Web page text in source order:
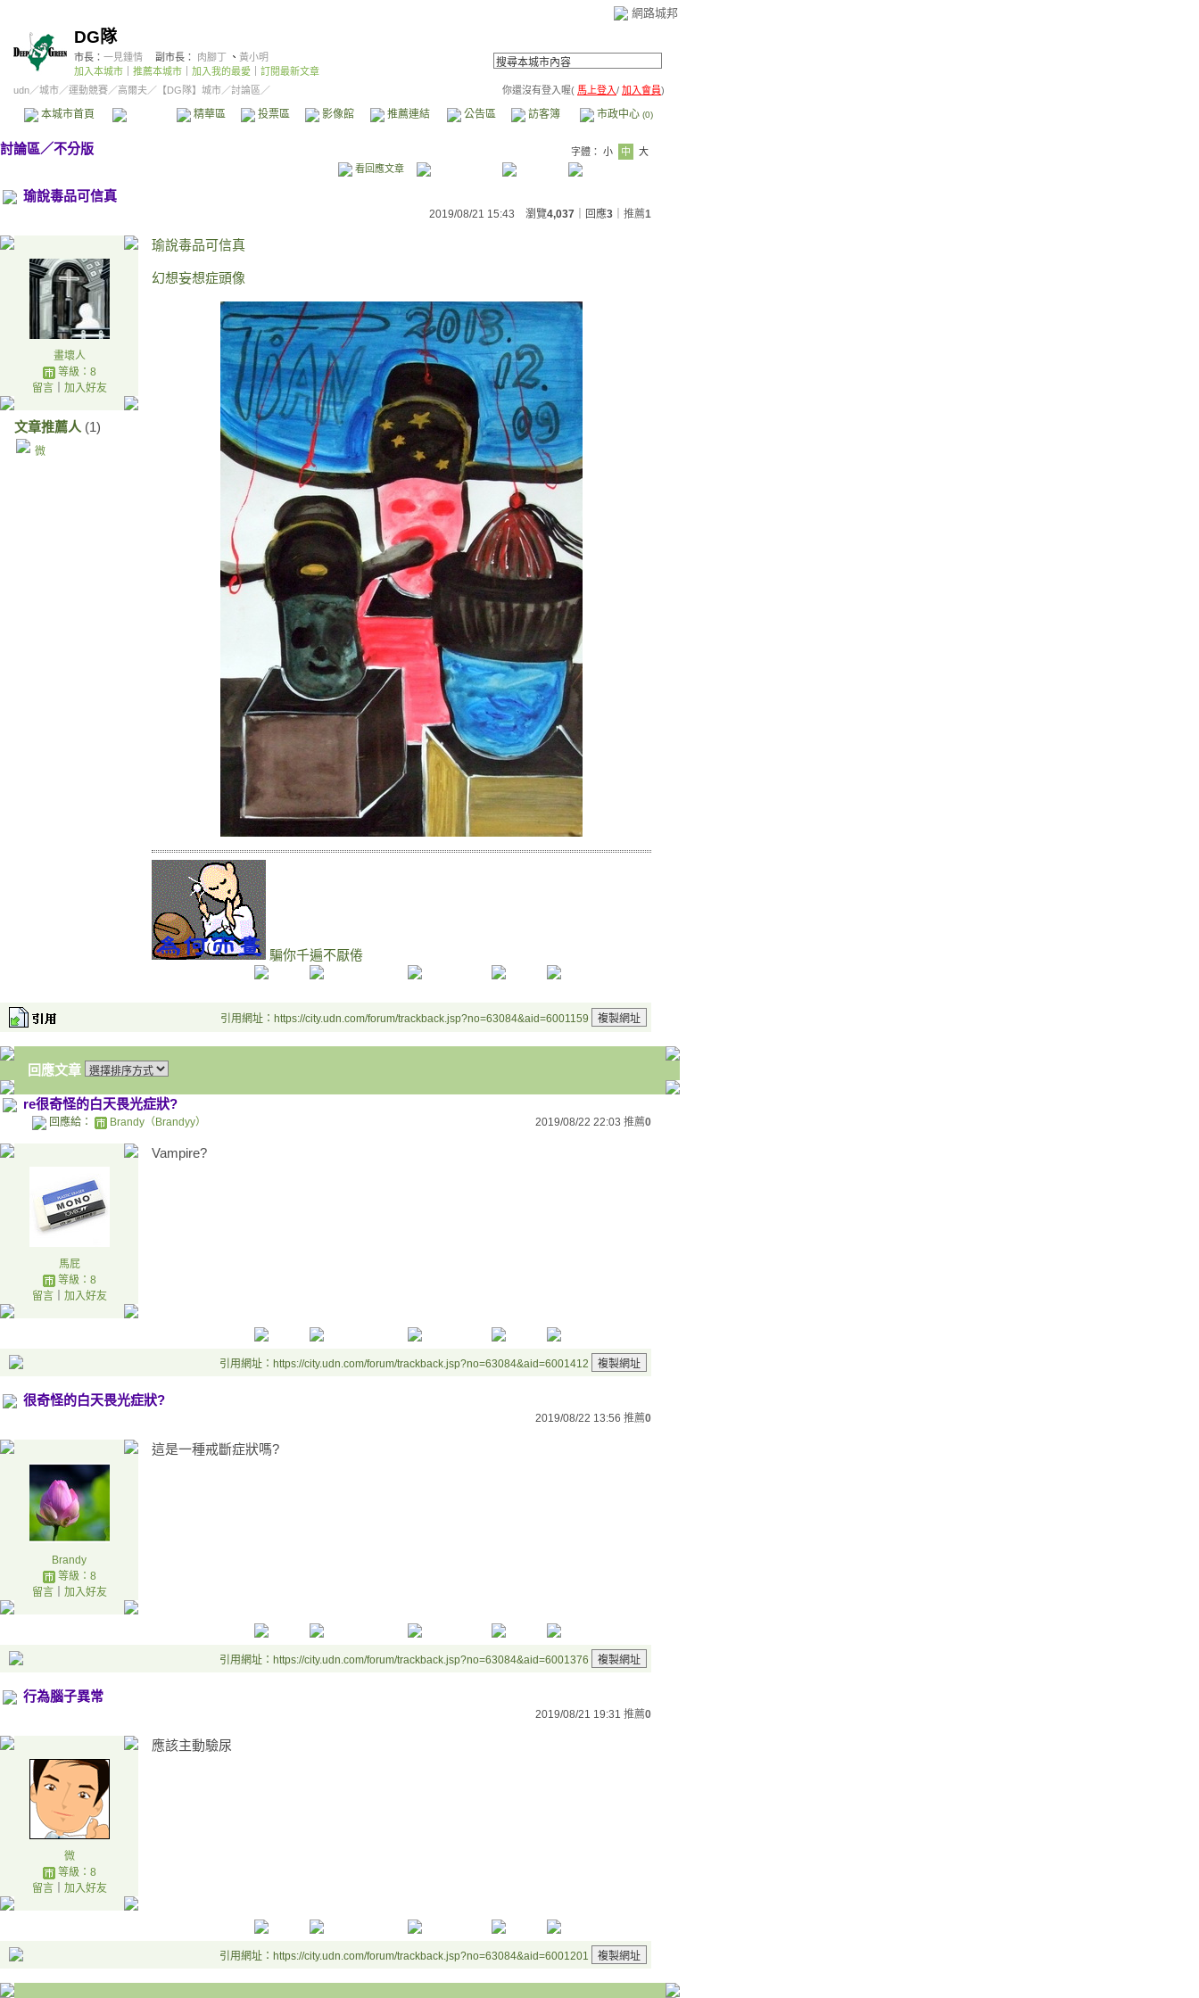
網路城邦
DG隊
市長： 一見鍾情 副市長： 肉腳丁 、 黃小明
加入本城市
推薦本城市 加入我的最愛
訂閱最新文章
udn／城市／運動競賽／高爾夫／ 【DG隊】城市／討論區／ 你還沒有登入喔( 馬上登入/ 加入會員)
本城市首頁 精華區 投票區 影像館 推薦連結 公告區 訪客簿 市政中心 (0)
討論區／不分版 字體： 小 中
大
看回應文章
瑜說毒品可信真
2019/08/21 15:43 瀏覽4,037 ｜回應3 推薦1
畫壞人
等級：8
留言｜ 加入好友
文章推薦人 (1)
微
瑜說毒品可信真
幻想妄想症頭像
騙你千遍不厭倦
引用網址：https://city.udn.com/forum/trackback.jsp?no=63084&aid=6001159
回應文章
re很奇怪的白天畏光症狀?
回應給： Brandy（Brandyy） 2019/08/22 22:03 推薦0
馬屁
等級：8
留言｜ 加入好友
Vampire?
引用網址：https://city.udn.com/forum/trackback.jsp?no=63084&aid=6001412
很奇怪的白天畏光症狀?
2019/08/22 13:56 推薦0
Brandy
等級：8
留言｜ 加入好友
這是一種戒斷症狀嗎?
引用網址：https://city.udn.com/forum/trackback.jsp?no=63084&aid=6001376
行為腦子異常
2019/08/21 19:31 推薦0
微
等級：8
留言｜ 加入好友
應該主動驗尿
引用網址：https://city.udn.com/forum/trackback.jsp?no=63084&aid=6001201